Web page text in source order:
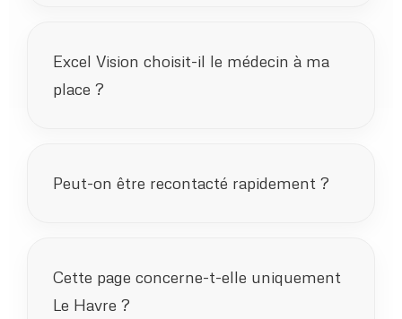
Excel Vision choisit-il le médecin à ma
place ?
Peut-on être recontacté rapidement ?
Cette page concerne-t-elle uniquement
Le Havre ?